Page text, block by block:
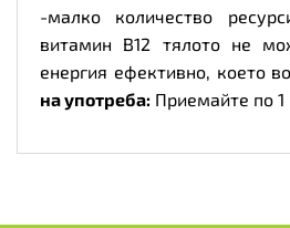
-малко количество
витамин В12 тялото не
енергия ефективно, което
на употреба: Приемайте по 1